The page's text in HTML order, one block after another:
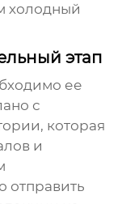
холодный
этап
ее
с
которая
и
отправить